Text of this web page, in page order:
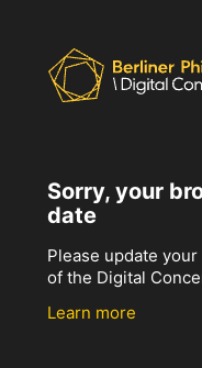
Sorry, your
date
Please update
of the Digital
Learn more